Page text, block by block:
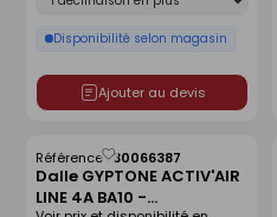
Disponibilité selon magasin
Ajouter au devis
Dalle GYPTONE ACTIV'AIR
LINE 4A BA10 -
Référence :30066387
Enregistrer
comme
liste